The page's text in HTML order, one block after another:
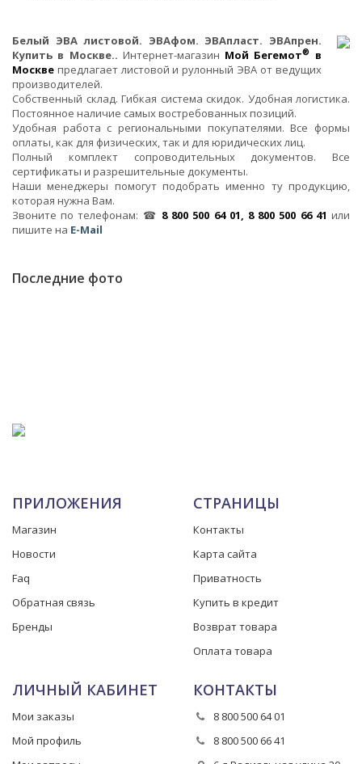
Белый ЭВА листовой. ЭВАфом. ЭВАпласт. ЭВАпрен.
Купить в Москве.. Интернет-магазин Мой Бегемот®
в
Москве предлагает листовой и рулонный ЭВА от ведущих
производителей.
Собственный склад. Гибкая система скидок. Удобная логистика.
Постоянное наличие самых востребованных позиций.
Удобная работа с региональными покупателями. Все формы
оплаты, как для физических, так и для юридических лиц.
Полный комплект сопроводительных документов. Все
сертификаты и разрешительные документы.
Наши менеджеры помогут подобрать именно ту продукцию,
которая нужна Вам.
Звоните по телефонам: ☎ 8 800 500 64 01, 8 800 500 66 41 или
пишите на E-Mail
Последние фото
ПРИЛОЖЕНИЯ
Магазин
Новости
Faq
Обратная связь
Бренды
СТРАНИЦЫ
Контакты
Карта сайта
Приватность
Купить в кредит
Возврат товара
Оплата товара
ЛИЧНЫЙ КАБИНЕТ
Мои заказы
Мой профиль
КОНТАКТЫ
8 800 500 64 01
8 800 500 66 41